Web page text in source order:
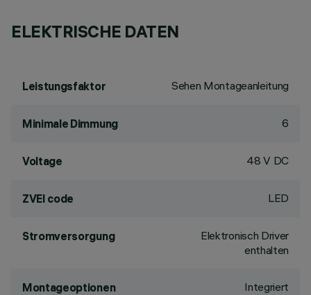
ELEKTRISCHE DATEN
Leistungsfaktor Sehen Montageanleitung
Minimale Dimmung 6
Voltage 48 V DC
ZVEI code LED
Stromversorgung
Elektronisch Driver
enthalten
Montageoptionen Integriert